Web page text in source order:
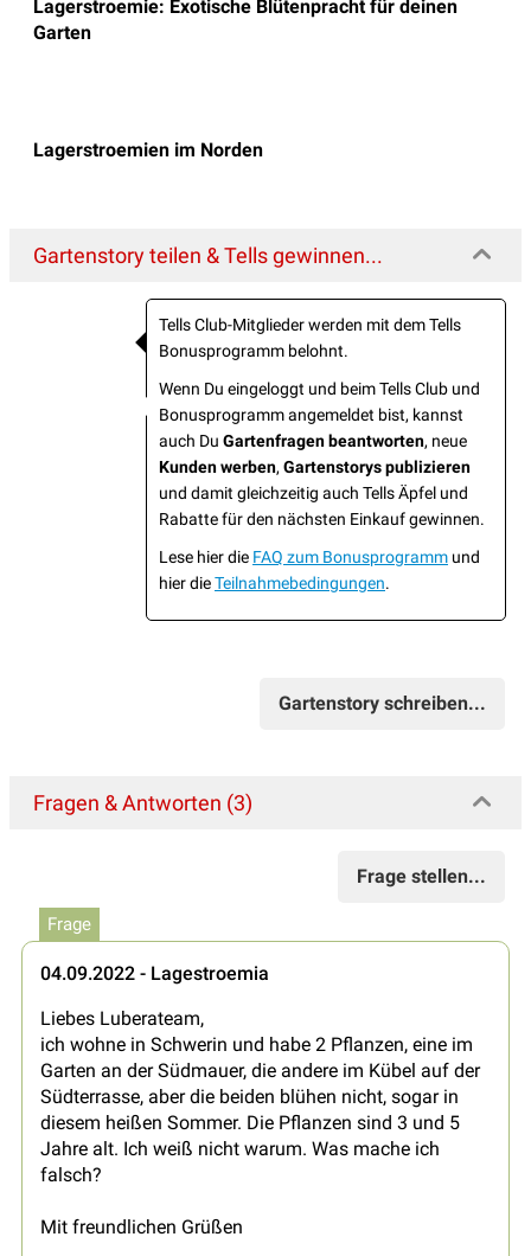
Lagerstroemie: Exotische Blütenpracht für deinen
Garten
Lagerstroemien im Norden
Gartenstory teilen & Tells gewinnen...
Tells Club-Mitglieder werden mit dem Tells
Bonusprogramm belohnt.
Wenn Du eingeloggt und beim Tells Club und
Bonusprogramm angemeldet bist, kannst
auch Du Gartenfragen beantworten, neue
Kunden werben, Gartenstorys publizieren
und damit gleichzeitig auch Tells Äpfel und
Rabatte für den nächsten Einkauf gewinnen.
Lese hier die FAQ zum Bonusprogramm und
hier dieTeilnahmebedingungen.
Gartenstory schreiben...
Fragen & Antworten (3)
Frage stellen...
Frage
04.09.2022 - Lagestroemia
Liebes Luberateam,
ich wohne in Schwerin und habe 2 Pflanzen, eine im
Garten an der Südmauer, die andere im Kübel auf der
Südterrasse, aber die beiden blühen nicht, sogar in
diesem heißen Sommer. Die Pflanzen sind 3 und 5
Jahre alt. Ich weiß nicht warum. Was mache ich
falsch?
Mit freundlichen Grüßen